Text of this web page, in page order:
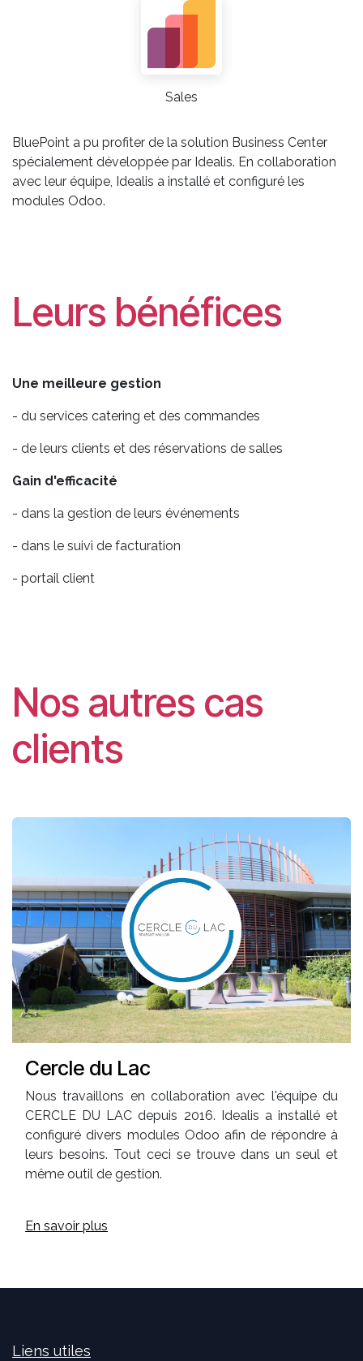
Sales
BluePoint a pu profiter de la solution Business Center
spécialement développée par Idealis. En collaboration
avec leur équipe, Idealis a installé et configuré les
modules Odoo.
Leurs bénéfices
Une meilleure gestion
- du services catering et des commandes
- de leurs clients et des réservations de salles
Gain d'efficacité
- dans la gestion de leurs événements
- dans le suivi de facturation
- portail client
Nos autres cas
clients
Cercle du Lac
Nous travaillons en collaboration avec l'équipe du
CERCLE DU LAC depuis 2016. Idealis a installé et
configuré divers modules Odoo afin de répondre à
leurs besoins. Tout ceci se trouve dans un seul et
même outil de gestion.
En savoir plus
Liens utiles